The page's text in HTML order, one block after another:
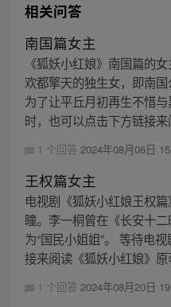
相关问答
南国篇女主
《狐妖小红娘》南国篇的
欢都擎天的独生女，即南国
为了让平丘月初再生不惜
时，也可以点击下方链接
1 个回答 2024年08月06日
王权篇女主
电视剧《狐妖小红娘王权
瞳。李一桐曾在《长安十
为“国民小姐姐”。 等待电
接来阅读《狐妖小红娘》
1 个回答 2024年08月20日